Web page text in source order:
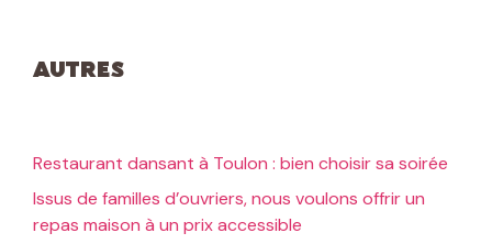
Autres
Restaurant dansant à Toulon : bien choisir sa soirée
Issus de familles d’ouvriers, nous voulons offrir un
repas maison à un prix accessible